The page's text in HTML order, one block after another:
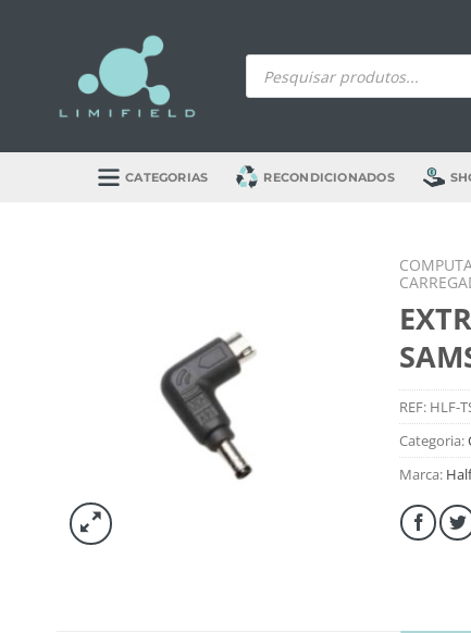
Products
search
CATEGORIAS RECONDICIONADOS
REF: HLF-
Categoria:
Marca: